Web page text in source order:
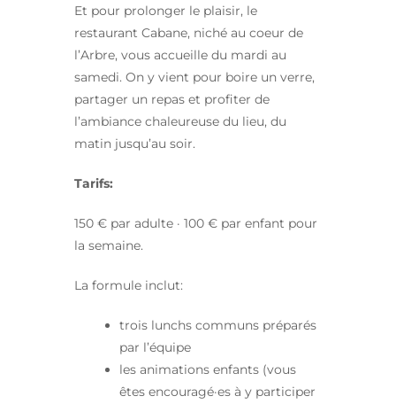
Et pour prolonger le plaisir, le
restaurant Cabane, niché au coeur de
l’Arbre, vous accueille du mardi au
samedi. On y vient pour boire un verre,
partager un repas et profiter de
l’ambiance chaleureuse du lieu, du
matin jusqu’au soir.
Tarifs:
150 € par adulte · 100 € par enfant pour
la semaine.
La formule inclut:
trois lunchs communs préparés
par l’équipe
les animations enfants (vous
êtes encouragé·es à y participer